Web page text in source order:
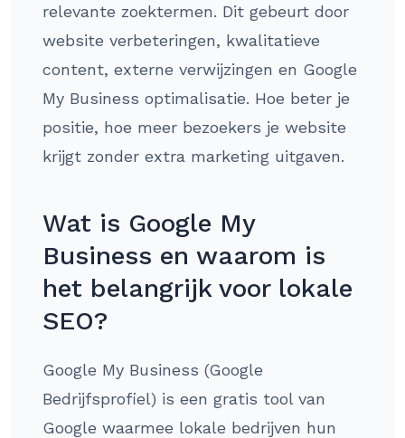
relevante zoektermen. Dit gebeurt door
website verbeteringen, kwalitatieve
content, externe verwijzingen en Google
My Business optimalisatie. Hoe beter je
positie, hoe meer bezoekers je website
krijgt zonder extra marketing uitgaven.
Wat is Google My
Business en waarom is
het belangrijk voor lokale
SEO?
Google My Business (Google
Bedrijfsprofiel) is een gratis tool van
Google waarmee lokale bedrijven hun